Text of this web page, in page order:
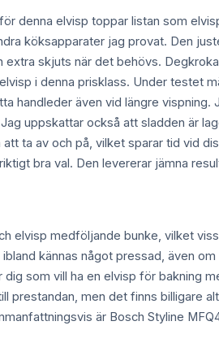
denna elvisp toppar listan som
köksapparater jag provat. Den
skjuts när det behövs.
i denna prisklass. Under testet
handleder även vid längre vispning.
uppskattar också att sladden är
ta av och på, vilket sparar tid vid
bra val. Den levererar jämna
elvisp medföljande bunke, vilket
kännas något pressad, även om
som vill ha en elvisp för bakning
men det finns billigare
är Bosch Styline